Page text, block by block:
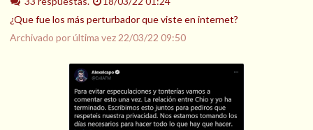
¿Que fue los más perturbador que viste en internet?
Archivado por última vez 22/03/22 09:50